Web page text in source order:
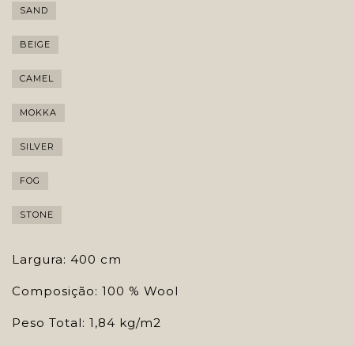
SAND
BEIGE
CAMEL
MOKKA
SILVER
FOG
STONE
Largura: 400 cm
Composição: 100 % Wool
Peso Total: 1,84 kg/m2